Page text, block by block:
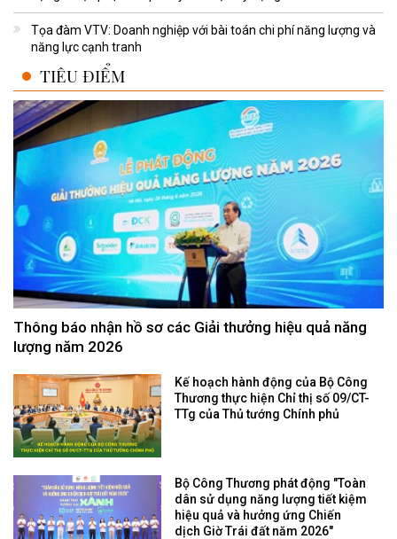
Tọa đàm VTV: Doanh nghiệp với bài toán chi phí năng lượng và
năng lực cạnh tranh
TIÊU ĐIỂM
Thông báo nhận hồ sơ các Giải thưởng hiệu quả năng
lượng năm 2026
Kế hoạch hành động của Bộ Công
Thương thực hiện Chỉ thị số 09/CT-
TTg của Thủ tướng Chính phủ
Bộ Công Thương phát động "Toàn
dân sử dụng năng lượng tiết kiệm
hiệu quả và hưởng ứng Chiến
dịch Giờ Trái đất năm 2026"